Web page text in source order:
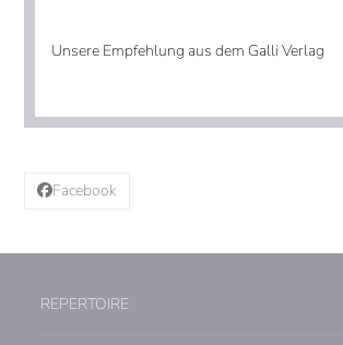
Unsere Empfehlung aus dem Galli Verlag
Facebook
REPERTOIRE